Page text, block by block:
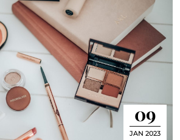
09
JAN 2023